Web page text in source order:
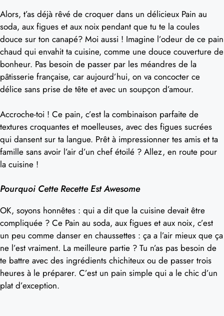
Alors, t’as déjà rêvé de croquer dans un délicieux Pain au
soda, aux figues et aux noix pendant que tu te la coules
douce sur ton canapé? Moi aussi ! Imagine l’odeur de ce pain
chaud qui envahit ta cuisine, comme une douce couverture de
bonheur. Pas besoin de passer par les méandres de la
pâtisserie française, car aujourd’hui, on va concocter ce
délice sans prise de tête et avec un soupçon d’amour.
Accroche-toi ! Ce pain, c’est la combinaison parfaite de
textures croquantes et moelleuses, avec des figues sucrées
qui dansent sur ta langue. Prêt à impressionner tes amis et ta
famille sans avoir l’air d’un chef étoilé ? Allez, en route pour
la cuisine !
Pourquoi Cette Recette Est Awesome
OK, soyons honnêtes : qui a dit que la cuisine devait être
compliquée ? Ce Pain au soda, aux figues et aux noix, c’est
un peu comme danser en chaussettes : ça a l’air mieux que ça
ne l’est vraiment. La meilleure partie ? Tu n’as pas besoin de
te battre avec des ingrédients chichiteux ou de passer trois
heures à le préparer. C’est un pain simple qui a le chic d’un
plat d’exception.